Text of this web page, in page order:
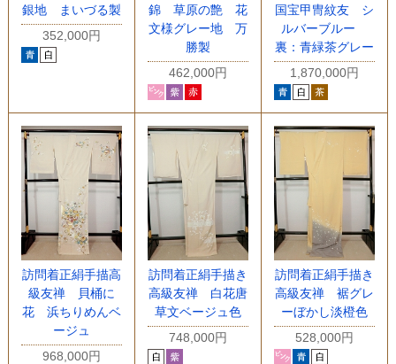
銀地 まいづる製
352,000円
錦 草原の艶 花
文様グレー地 万
勝製
462,000円
国宝甲冑紋友 シ
ルバーブルー
裏：青緑茶グレー
1,870,000円
訪問着正絹手描高
級友禅 貝桶に
花 浜ちりめんベ
ージュ
968,000円
訪問着正絹手描き
高級友禅 白花唐
草文ベージュ色
748,000円
訪問着正絹手描き
高級友禅 裾グレ
ーぼかし淡橙色
528,000円